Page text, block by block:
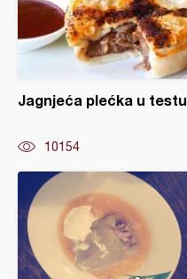
Jagnjeća plećka u testu
10154